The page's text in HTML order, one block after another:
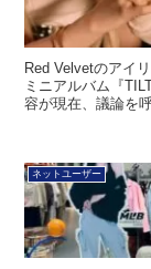
Red Velvetのアイ
ミニアルバム『
容が現在、議論を
ネットユーザー